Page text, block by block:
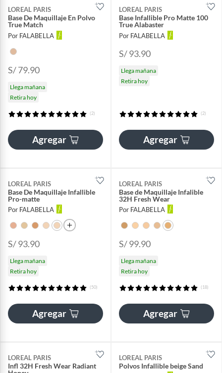
LOREAL PARIS
Base De Maquillaje En Polvo
True Match
Por FALABELLA
S/ 79.90
Llega mañana
Retira hoy
(2)
Agregar
LOREAL PARIS
Base Infallible Pro Matte 100
True Alabaster
Por FALABELLA
S/ 93.90
Llega mañana
Retira hoy
(2)
Agregar
LOREAL PARIS
Base De Maquillaje Infallible
Pro-matte
Por FALABELLA
S/ 93.90
Llega mañana
Retira hoy
(50)
Agregar
LOREAL PARIS
Base de Maquillaje Infalible
32H Fresh Wear
Por FALABELLA
S/ 99.90
Llega mañana
Retira hoy
(18)
Agregar
LOREAL PARIS
Infl 32H Fresh Wear Radiant
LOREAL PARIS
Polvos Infallible beige Sand